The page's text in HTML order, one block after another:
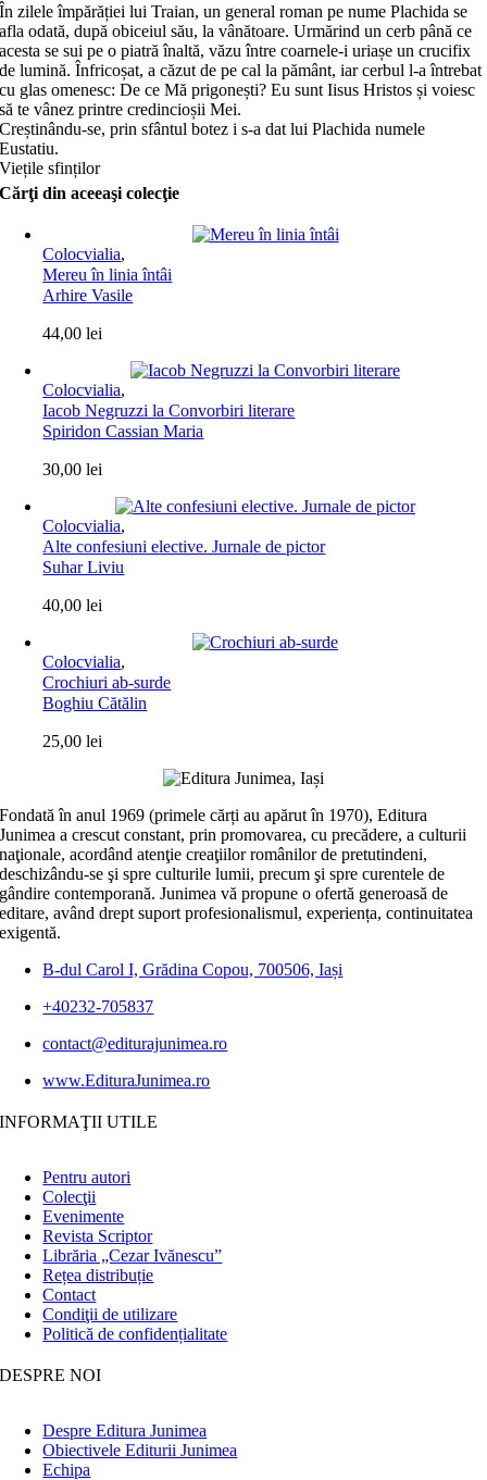
În zilele împărăției lui Traian, un general roman pe nume Plachida se
afla odată, după obiceiul său, la vânătoare. Urmărind un cerb până ce
acesta se sui pe o piatră înaltă, văzu între coarnele-i uriașe un cruci­fix
de lumină. Înfricoșat, a căzut de pe cal la pământ, iar cerbul l-a întrebat
cu glas omenesc: De ce Mă prigonești? Eu sunt Iisus Hristos și voiesc
să te vânez printre credincioșii Mei.
Creștinându-se, prin sfântul botez i s-a dat lui Plachida numele
Eustatiu.
Viețile sfinților
Cărţi din aceeaşi colecţie
Colocvialia,
Mereu în linia întâi
Arhire Vasile
44,00lei
Colocvialia,
Iacob Negruzzi la Convorbiri literare
Spiridon Cassian Maria
30,00lei
Colocvialia,
Alte confesiuni elective. Jurnale de pictor
Suhar Liviu
40,00lei
Colocvialia,
Crochiuri ab-surde
Boghiu Cătălin
25,00lei
Fondată în anul 1969 (primele cărți au apărut în 1970), Editura
Junimea a crescut constant, prin promovarea, cu precădere, a culturii
naţionale, acordând atenţie creaţiilor românilor de pretutindeni,
deschizându-se şi spre culturile lumii, precum şi spre curentele de
gândire contemporană. Junimea vă propune o ofertă generoasă de
editare, având drept suport profesionalismul, experiența, continuitatea
exigentă.
B-dul Carol I, Grădina Copou, 700506, Iași
+40232-705837
contact@editurajunimea.ro
www.EdituraJunimea.ro
INFORMAŢII UTILE
Pentru autori
Colecţii
Evenimente
Revista Scriptor
Librăria „Cezar Ivănescu”
Rețea distribuție
Contact
Condiţii de utilizare
Politică de confidențialitate
DESPRE NOI
Despre Editura Junimea
Obiectivele Editurii Junimea
Echipa